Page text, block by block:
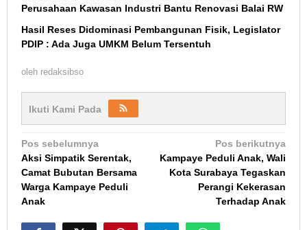
Perusahaan Kawasan Industri Bantu Renovasi Balai RW
Hasil Reses Didominasi Pembangunan Fisik, Legislator
PDIP : Ada Juga UMKM Belum Tersentuh
oleh redaksibso
Ikuti Kami Pada
Navigasi
pos
Pos sebelumnya
Aksi Simpatik Serentak,
Camat Bubutan Bersama
Warga Kampaye Peduli
Anak
Pos berikutnya
Kampaye Peduli Anak, Wali
Kota Surabaya Tegaskan
Perangi Kekerasan
Terhadap Anak